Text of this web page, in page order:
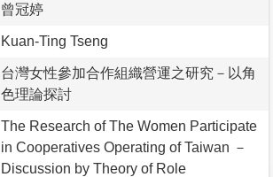
曾冠婷
Kuan-Ting Tseng
台灣女性參加合作組織營運之研究－以角
色理論探討
The Research of The Women Participate
in Cooperatives Operating of Taiwan －
Discussion by Theory of Role